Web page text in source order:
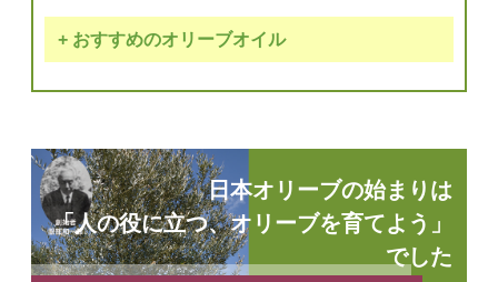
+ おすすめのオリーブオイル
エキストラバージン
日本オリーブの始まりは
「人の役に立つ、オリーブを育てよう」
でした